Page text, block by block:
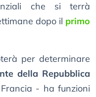
che si terrà
dopo il primo
per determinare
della Repubblica
- ha funzioni